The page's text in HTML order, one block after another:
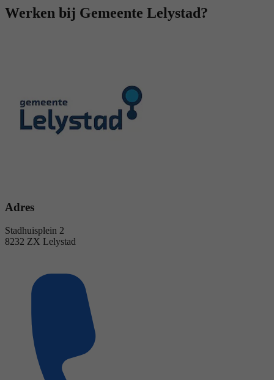
Werken bij Gemeente Lelystad?
Adres
Stadhuisplein 2
8232 ZX Lelystad